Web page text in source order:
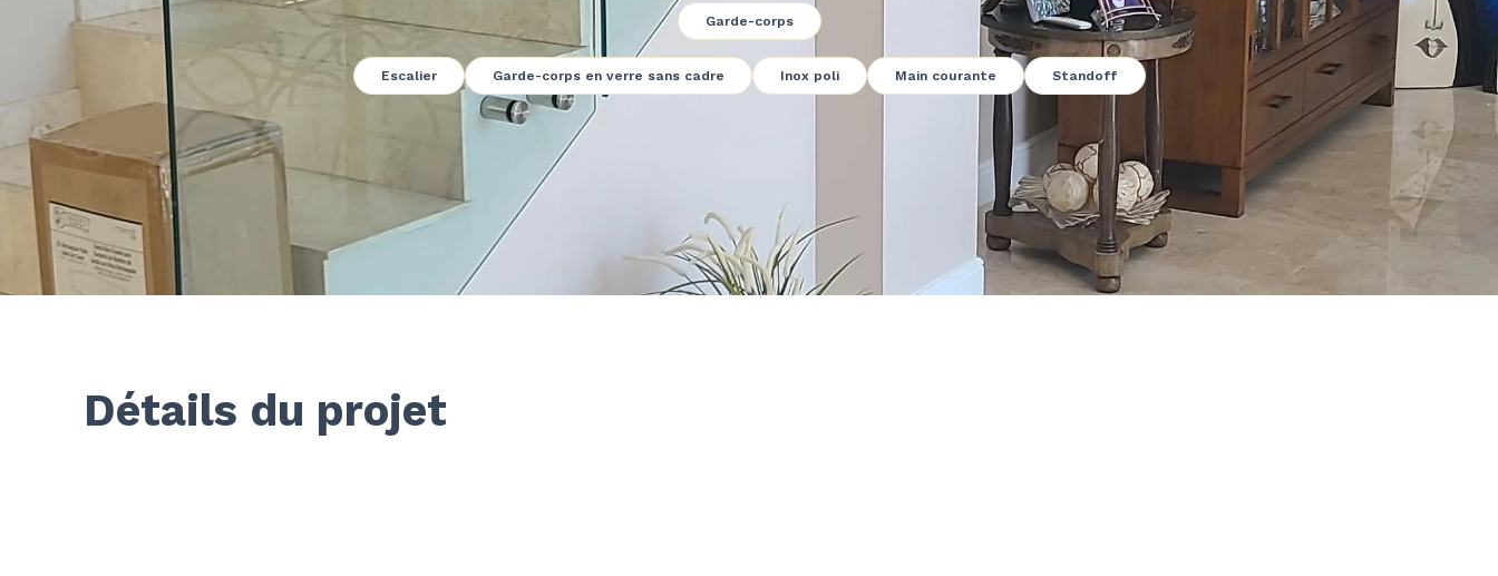
Garde-corps
Escalier Garde-corps en verre sans cadre Inox poli Main courante Standoff
Détails du projet